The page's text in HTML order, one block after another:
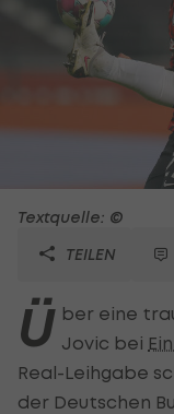
Textquelle: ©
TEILEN
Ü ber eine
Jovic bei
Real-Leihgabe
der Deutschen